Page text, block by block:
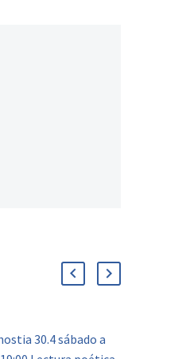
30.4 sábado a